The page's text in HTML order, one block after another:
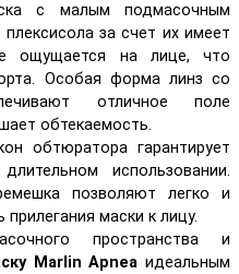
с малым подмасочным
за счет их имеет
ощущается на лице, что
Особая форма линз со
отличное поле
обтекаемость.
обтюратора гарантирует
использовании.
позволяют легко и
маски к лицу.
пространства и
Marlin Apneaидеальным